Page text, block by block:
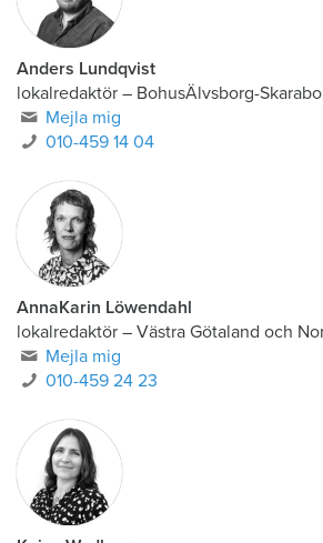
Anders Lundqvist
lokalredaktör – BohusÄlvsborg-
Mejla mig
010-459 14 04
AnnaKarin Löwendahl
lokalredaktör – Västra Götaland och
Mejla mig
010-459 24 23